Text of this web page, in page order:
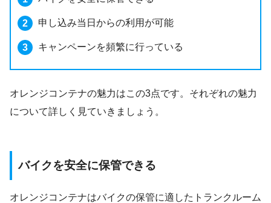
申し込み当日からの利用が可能
キャンペーンを頻繁に行っている
オレンジコンテナの魅力はこの3点です。それぞれの魅力
について詳しく見ていきましょう。
バイクを安全に保管できる
オレンジコンテナはバイクの保管に適したトランクルーム